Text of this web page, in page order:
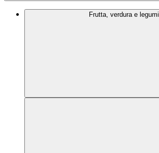
Frutta, verdura e legumi